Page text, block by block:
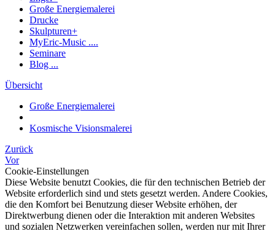
Große Energiemalerei
Drucke
Skulpturen+
MyEric-Music ....
Seminare
Blog ...
Übersicht
Große Energiemalerei
Kosmische Visionsmalerei
Zurück
Vor
Cookie-Einstellungen
Diese Website benutzt Cookies, die für den technischen Betrieb der
Website erforderlich sind und stets gesetzt werden. Andere Cookies,
die den Komfort bei Benutzung dieser Website erhöhen, der
Direktwerbung dienen oder die Interaktion mit anderen Websites
und sozialen Netzwerken vereinfachen sollen, werden nur mit Ihrer